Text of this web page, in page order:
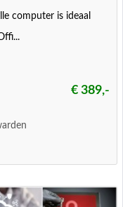
computer is ideaal
€ 389,-